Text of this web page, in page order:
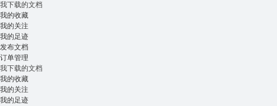
我下载的文档
我的收藏
我的关注
我的足迹
发布文档
订单管理
我下载的文档
我的收藏
我的关注
我的足迹